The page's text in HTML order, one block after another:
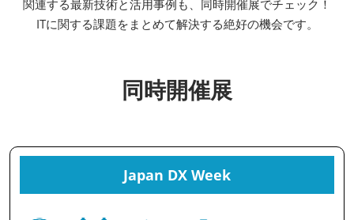
関連する最新技術と活用事例も、同時開催展でチェック！
ITに関する課題をまとめて解決する絶好の機会です。
同時開催展
Japan DX Week